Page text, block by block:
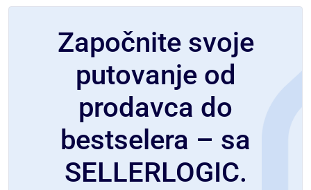
Započnite svoje
putovanje od
prodavca do
bestselera – sa
SELLERLOGIC.